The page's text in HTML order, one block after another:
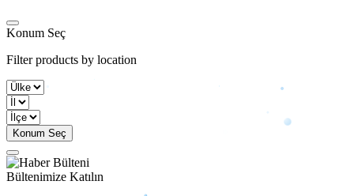
Konum Seç
Filter products by location
Konum Seç
Bültenimize Katılın